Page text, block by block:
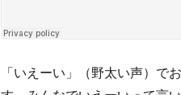
「いえーい」（野太い声）で